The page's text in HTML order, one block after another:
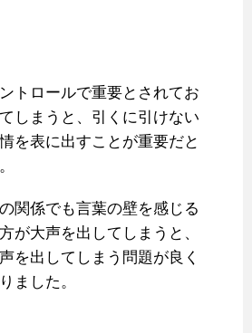
トロールで重要とされてお
しまうと、引くに引けない
を表に出すことが重要だと
関係でも言葉の壁を感じる
が大声を出してしまうと、
を出してしまう問題が良く
ました。